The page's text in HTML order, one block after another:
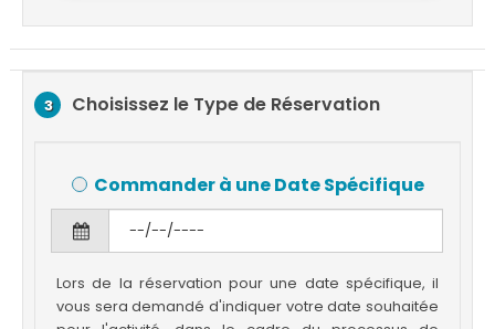
3 Choisissez le Type de Réservation
Commander à une Date Spécifique
Lors de la réservation pour une date spécifique, il
vous sera demandé d'indiquer votre date souhaitée